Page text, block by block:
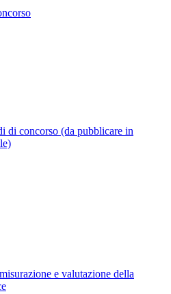
di concorso (da pubblicare in
e valutazione della